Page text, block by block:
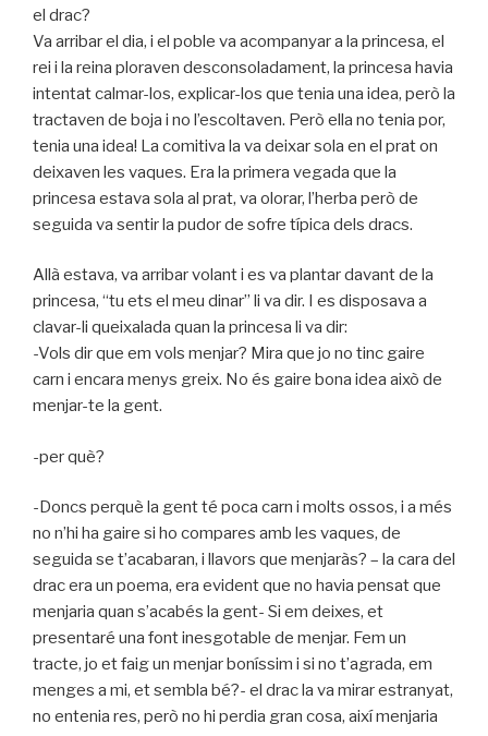
el drac?
Va arribar el dia, i el poble va acompanyar a la princesa, el
rei i la reina ploraven desconsoladament, la princesa havia
intentat calmar-los, explicar-los que tenia una idea, però la
tractaven de boja i no l’escoltaven. Però ella no tenia por,
tenia una idea! La comitiva la va deixar sola en el prat on
deixaven les vaques. Era la primera vegada que la
princesa estava sola al prat, va olorar, l’herba però de
seguida va sentir la pudor de sofre típica dels dracs.
Allà estava, va arribar volant i es va plantar davant de la
princesa, “tu ets el meu dinar” li va dir. I es disposava a
clavar-li queixalada quan la princesa li va dir:
-Vols dir que em vols menjar? Mira que jo no tinc gaire
carn i encara menys greix. No és gaire bona idea això de
menjar-te la gent.
-per què?
-Doncs perquè la gent té poca carn i molts ossos, i a més
no n’hi ha gaire si ho compares amb les vaques, de
seguida se t’acabaran, i llavors que menjaràs? – la cara del
drac era un poema, era evident que no havia pensat que
menjaria quan s’acabés la gent- Si em deixes, et
presentaré una font inesgotable de menjar. Fem un
tracte, jo et faig un menjar boníssim i si no t’agrada, em
menges a mi, et sembla bé?- el drac la va mirar estranyat,
no entenia res, però no hi perdia gran cosa, així menjaria